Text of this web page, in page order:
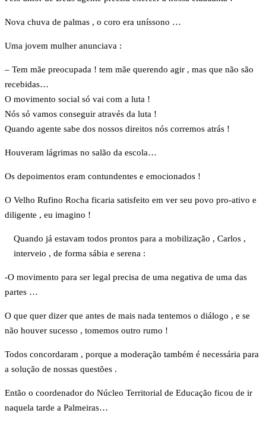
Nova chuva de palmas , o coro era uníssono …
Uma jovem mulher anunciava :
– Tem mãe preocupada ! tem mãe querendo agir , mas que não são
recebidas…
O movimento social só vai com a luta !
Nós só vamos conseguir através da luta !
Quando agente sabe dos nossos direitos nós corremos atrás !
Houveram lágrimas no salão da escola…
Os depoimentos eram contundentes e emocionados !
O Velho Rufino Rocha ficaria satisfeito em ver seu povo pro-ativo e
diligente , eu imagino !
Quando já estavam todos prontos para a mobilização , Carlos ,
interveio , de forma sábia e serena :
-O movimento para ser legal precisa de uma negativa de uma das
partes …
O que quer dizer que antes de mais nada tentemos o diálogo , e se
não houver sucesso , tomemos outro rumo !
Todos concordaram , porque a moderação também é necessária para
a solução de nossas questões .
Então o coordenador do Núcleo Territorial de Educação ficou de ir
naquela tarde a Palmeiras…